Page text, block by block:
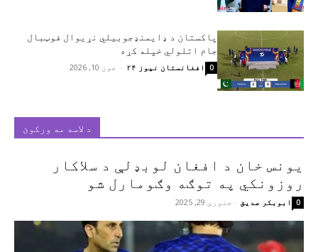
پاکستان د ډایمنډجوبیلي نړیوال فوټبال
جام اتلولي خپله کړه
افغانستان نیوز ۲۴ - جون 10, 2026 0
د لاسه مه ورکوئ
یونس خان د افغان لوبډلې د سلاکار
روزونکي په توګه وګومارل شو
ابوبکر صدیق - جنوري 29, 2025 0